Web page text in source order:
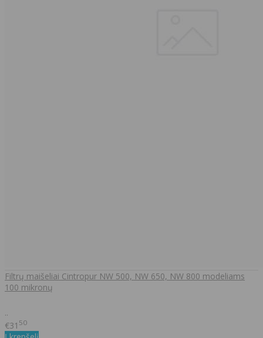
Filtrų maišeliai Cintropur NW 500, NW 650, NW 800 modeliams
100 mikronų
..
€31 50